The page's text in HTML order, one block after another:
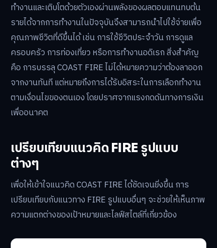
ทำงานและเติบโตด้วยตัวเองผ่านพลังของผลตอบแทนทบต้น
รายได้จากการทำงานในปัจจุบันจึงสามารถนำไปใช้จ่ายเพื่อ
คุณภาพชีวิตที่ดีขึ้นได้ เช่น การใช้ชีวิตประจำวัน การดูแล
ครอบครัว การท่องเที่ยว หรือการทำงานอดิเรก สิ่งสำคัญ
คือ การบรรลุ COAST FIRE ไม่ได้หมายความว่าต้องลาออก
จากงานทันที แต่หมายถึงการได้รับอิสระในการเลือกทำงาน
ตามเงื่อนไขของตนเอง โดยปราศจากแรงกดดันทางการเงิน
เพื่ออนาคต
เปรียบเทียบแนวคิด FIRE รูปแบบ
ต่างๆ
เพื่อให้เข้าใจแนวคิด COAST FIRE ได้ชัดเจนยิ่งขึ้น การ
เปรียบเทียบกับแนวทาง FIRE รูปแบบอื่นๆ จะช่วยให้เห็นภาพ
ความแตกต่างของเป้าหมายและไลฟ์สไตล์ที่เกี่ยวข้อง